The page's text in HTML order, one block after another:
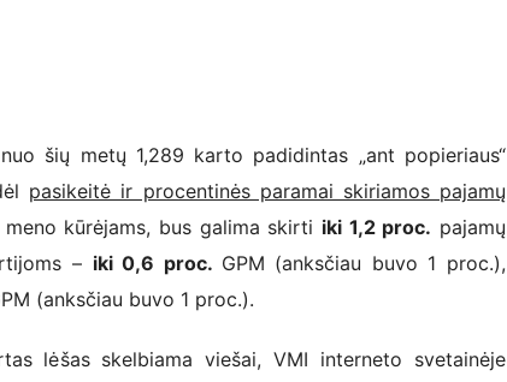
metų 1,289 karto padidintas „ant popieriaus“
pasikeitė ir procentinės paramai skiriamos pajamų
kūrėjams, bus galima skirti iki 1,2 proc. pajamų
– iki 0,6 proc. GPM (anksčiau buvo 1 proc.),
(anksčiau buvo 1 proc.).
skelbiama viešai, VMI interneto svetainėje